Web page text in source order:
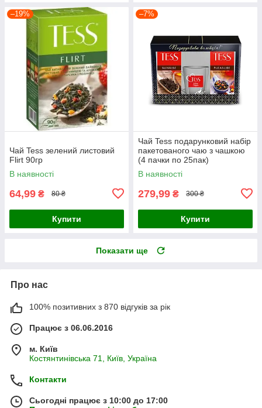
–19%
Чай Tess зелений листовий
Flirt 90гр
В наявності
64,99 ₴ 80 ₴
Купити
–7%
Чай Tess подарунковий набір
пакетованого чаю з чашкою
(4 пачки по 25пак)
В наявності
279,99 ₴ 300 ₴
Купити
Показати ще
Про нас
100% позитивних з 870 відгуків за рік
Працює з 06.06.2016
м. Київ
Костянтинівська 71, Київ, Україна
Контакти
Сьогодні працює з 10:00 до 17:00